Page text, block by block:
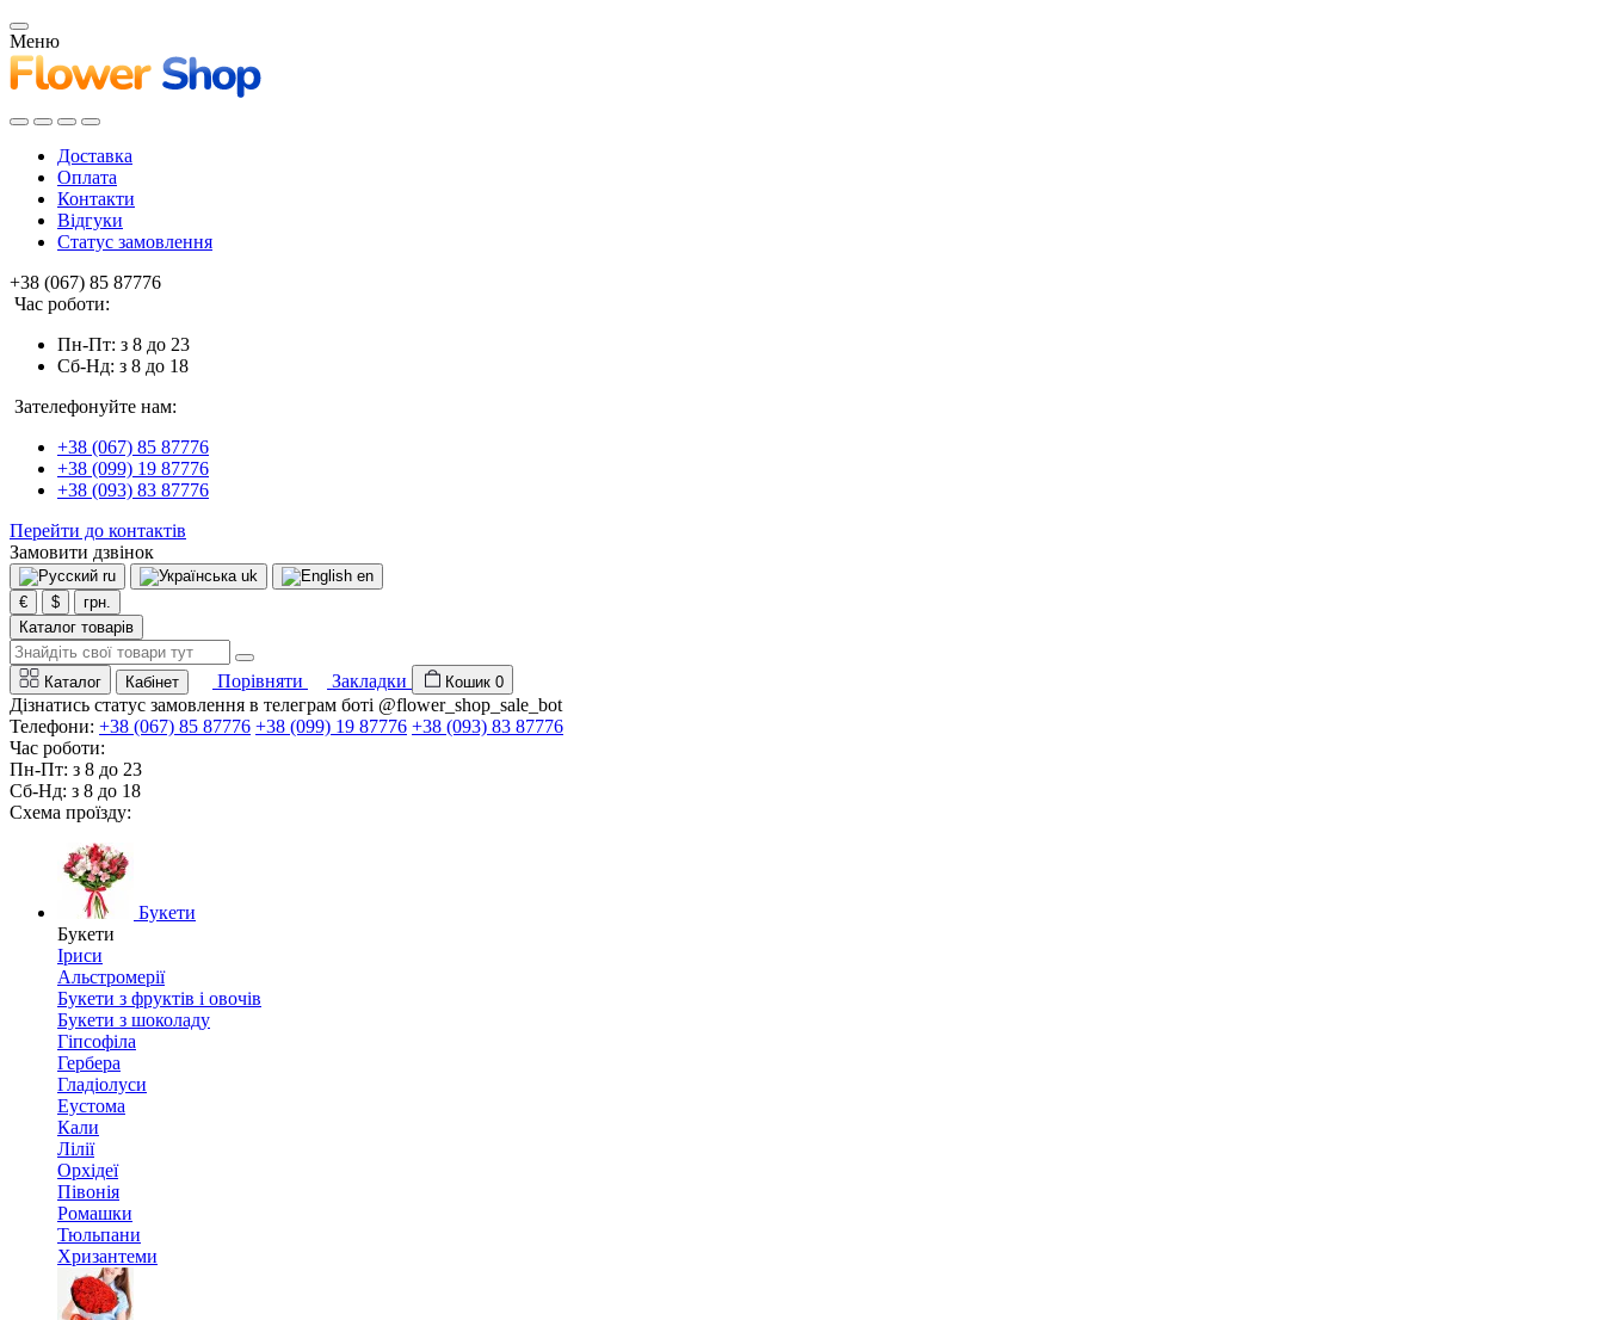
Меню
Доставка
Оплата
Контакти
Відгуки
Статус замовлення
+38 (067) 85 87776
Час роботи:
Пн-Пт: з 8 до 23
Сб-Нд: з 8 до 18
Зателефонуйте нам:
+38 (067) 85 87776
+38 (099) 19 87776
+38 (093) 83 87776
Перейти до контактів
Замовити дзвінок
ru uk
en
€
$
грн.
Каталог товарів
Каталог Кабінет Порівняти Закладки Кошик 0
Дізнатись статус замовлення в телеграм боті @flower_shop_sale_bot
Телефони: +38 (067) 85 87776 +38 (099) 19 87776 +38 (093) 83 87776
Час роботи:
Пн-Пт: з 8 до 23
Сб-Нд: з 8 до 18
Схема проїзду:
Букети
Букети
Іриси
Альстромерії
Букети з фруктів і овочів
Букети з шоколаду
Гіпсофіла
Гербера
Гладіолуси
Еустома
Кали
Лілії
Орхідеї
Півонія
Ромашки
Тюльпани
Хризантеми